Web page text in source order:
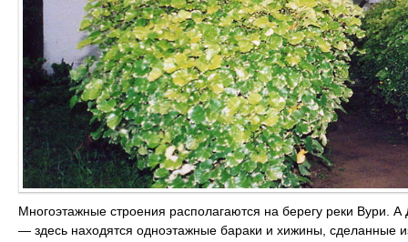
Многоэтажные строения располагаются на берегу реки
— здесь находятся одноэтажные бараки и хижины, сделанные